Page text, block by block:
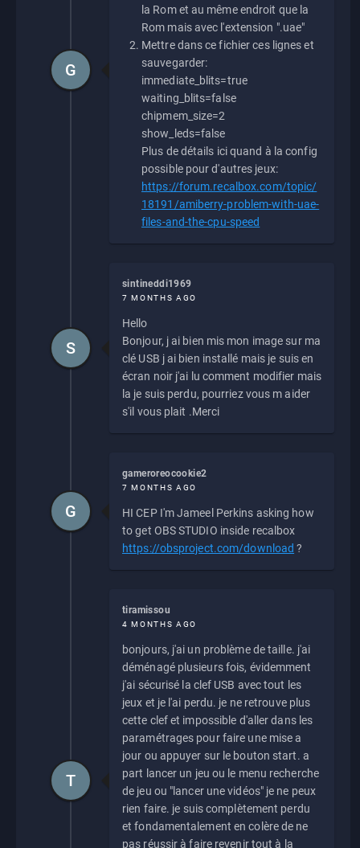
la Rom et au même endroit que la
Rom mais avec l'extension ".uae"
Mettre dans ce fichier ces lignes et
sauvegarder:
immediate_blits=true
waiting_blits=false
chipmem_size=2
show_leds=false
Plus de détails ici quand à la config
possible pour d'autres jeux:
https://forum.recalbox.com/topic/
18191/amiberry-problem-with-uae-
files-and-the-cpu-speed
G
sintineddi1969
7 MONTHS AGO
Hello
Bonjour, j ai bien mis mon image sur ma
clé USB j ai bien installé mais je suis en
écran noir j'ai lu comment modifier mais
la je suis perdu, pourriez vous m aider
s'il vous plait .Merci
S
gameroreocookie2
7 MONTHS AGO
HI CEP I'm Jameel Perkins asking how
to get OBS STUDIO inside recalbox
https://obsproject.com/download ?
G
tiramissou
4 MONTHS AGO
bonjours, j'ai un problème de taille. j'ai
déménagé plusieurs fois, évidemment
j'ai sécurisé la clef USB avec tout les
jeux et je l'ai perdu. je ne retrouve plus
cette clef et impossible d'aller dans les
paramétrages pour faire une mise a
jour ou appuyer sur le bouton start. a
part lancer un jeu ou le menu recherche
de jeu ou "lancer une vidéos" je ne peux
rien faire. je suis complètement perdu
et fondamentalement en colère de ne
pas réussir à faire revenir tout à la
T